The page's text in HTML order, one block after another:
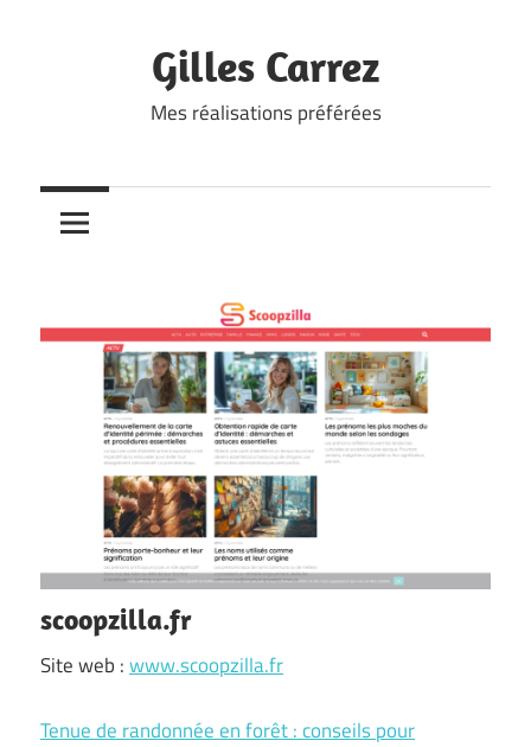
Gilles Carrez
Mes réalisations préférées
scoopzilla.fr
Site web :www.scoopzilla.fr
Tenue de randonnée en forêt : conseils pour